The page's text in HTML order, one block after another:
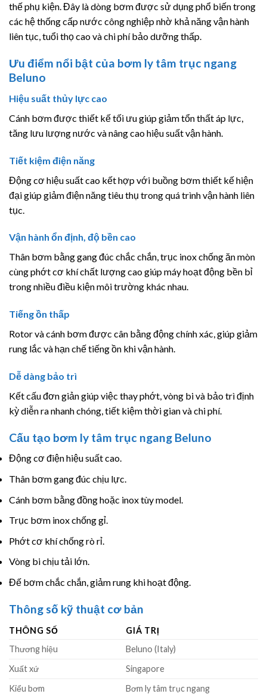
thế phụ kiện. Đây là dòng bơm được sử dụng phổ biến trong
các hệ thống cấp nước công nghiệp nhờ khả năng vận hành
liên tục, tuổi thọ cao và chi phí bảo dưỡng thấp.
Ưu điểm nổi bật của bơm ly tâm trục ngang
Beluno
Hiệu suất thủy lực cao
Cánh bơm được thiết kế tối ưu giúp giảm tổn thất áp lực,
tăng lưu lượng nước và nâng cao hiệu suất vận hành.
Tiết kiệm điện năng
Động cơ hiệu suất cao kết hợp với buồng bơm thiết kế hiện
đại giúp giảm điện năng tiêu thụ trong quá trình vận hành liên
tục.
Vận hành ổn định, độ bền cao
Thân bơm bằng gang đúc chắc chắn, trục inox chống ăn mòn
cùng phớt cơ khí chất lượng cao giúp máy hoạt động bền bỉ
trong nhiều điều kiện môi trường khác nhau.
Tiếng ồn thấp
Rotor và cánh bơm được cân bằng động chính xác, giúp giảm
rung lắc và hạn chế tiếng ồn khi vận hành.
Dễ dàng bảo trì
Kết cấu đơn giản giúp việc thay phớt, vòng bi và bảo trì định
kỳ diễn ra nhanh chóng, tiết kiệm thời gian và chi phí.
Cấu tạo bơm ly tâm trục ngang Beluno
Động cơ điện hiệu suất cao.
Thân bơm gang đúc chịu lực.
Cánh bơm bằng đồng hoặc inox tùy model.
Trục bơm inox chống gỉ.
Phớt cơ khí chống rò rỉ.
Vòng bi chịu tải lớn.
Đế bơm chắc chắn, giảm rung khi hoạt động.
Thông số kỹ thuật cơ bản
THÔNG SỐ
GIÁ TRỊ
Thương hiệu
Beluno (Italy)
Xuất xứ
Singapore
Kiểu bơm
Bơm ly tâm trục ngang